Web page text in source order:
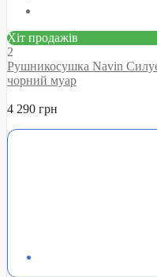
Хіт продажів
2
Рушникосушка Navin
чорний муар
4 290 грн